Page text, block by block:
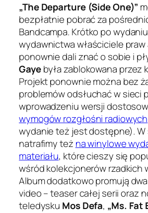
„The Departure (Side One)”
bezpłatnie pobrać za
Bandcampa. Krótko po wydaniu
wydawnictwa właściciele
ponownie dali znać o sobie i
Gayebyła zablokowana przez
Projekt ponownie można bez
problemów odsłuchać w sieci
wprowadzeniu wersji
wymogów rozgłośni radiowych
wydanie też jest dostępne). W
natrafimy też na winylowe
materiału, które cieszy się
wśród kolekcjonerów rzadkich
Album dodatkowo promują
video – teaser całej serii oraz
teledysku Mos Defa, „Ms. Fat